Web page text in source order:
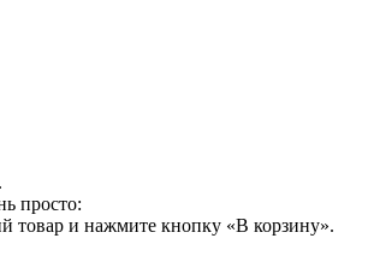
просто:
товар и нажмите кнопку «В корзину».